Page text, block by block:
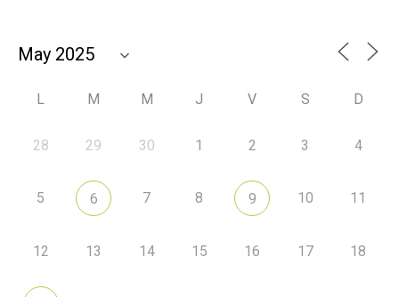
L M M J V S D
28 29 30 1 2 3 4
5 6 7 8 9 10 11
12 13 14 15 16 17 18